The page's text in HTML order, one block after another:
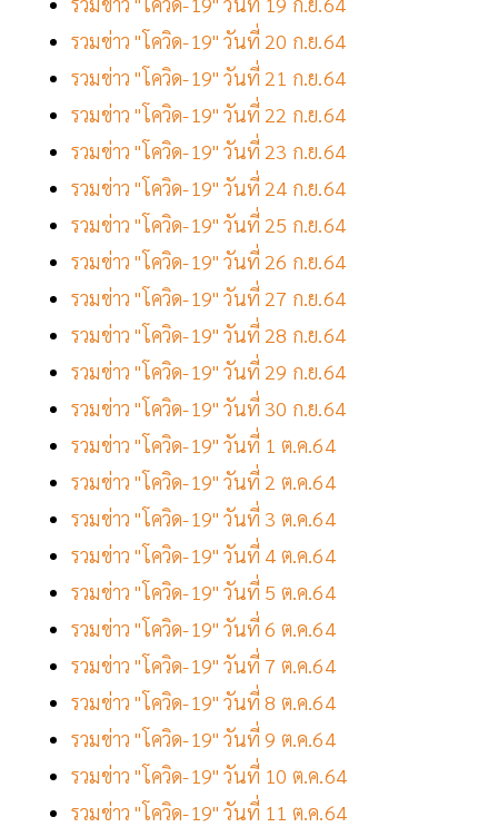
รวมข่าว "โควิด-19" วันที่ 20 ก.ย.64
รวมข่าว "โควิด-19" วันที่ 21 ก.ย.64
รวมข่าว "โควิด-19" วันที่ 22 ก.ย.64
รวมข่าว "โควิด-19" วันที่ 23 ก.ย.64
รวมข่าว "โควิด-19" วันที่ 24 ก.ย.64
รวมข่าว "โควิด-19" วันที่ 25 ก.ย.64
รวมข่าว "โควิด-19" วันที่ 26 ก.ย.64
รวมข่าว "โควิด-19" วันที่ 27 ก.ย.64
รวมข่าว "โควิด-19" วันที่ 28 ก.ย.64
รวมข่าว "โควิด-19" วันที่ 29 ก.ย.64
รวมข่าว "โควิด-19" วันที่ 30 ก.ย.64
รวมข่าว "โควิด-19" วันที่ 1 ต.ค.64
รวมข่าว "โควิด-19" วันที่ 2 ต.ค.64
รวมข่าว "โควิด-19" วันที่ 3 ต.ค.64
รวมข่าว "โควิด-19" วันที่ 4 ต.ค.64
รวมข่าว "โควิด-19" วันที่ 5 ต.ค.64
รวมข่าว "โควิด-19" วันที่ 6 ต.ค.64
รวมข่าว "โควิด-19" วันที่ 7 ต.ค.64
รวมข่าว "โควิด-19" วันที่ 8 ต.ค.64
รวมข่าว "โควิด-19" วันที่ 9 ต.ค.64
รวมข่าว "โควิด-19" วันที่ 10 ต.ค.64
รวมข่าว "โควิด-19" วันที่ 11 ต.ค.64